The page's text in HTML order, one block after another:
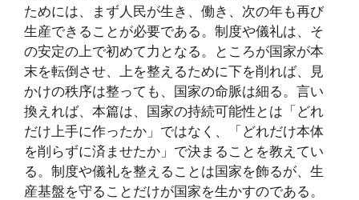
ためには、まず人民が生き、働き、次の年も再び
生産できることが必要である。制度や儀礼は、そ
の安定の上で初めて力となる。ところが国家が本
末を転倒させ、上を整えるために下を削れば、見
かけの秩序は整っても、国家の命脈は細る。言い
換えれば、本篇は、国家の持続可能性とは「どれ
だけ上手に作ったか」ではなく、「どれだけ本体
を削らずに済ませたか」で決まることを教えてい
る。制度や儀礼を整えることは国家を飾るが、生
産基盤を守ることだけが国家を生かすのである。